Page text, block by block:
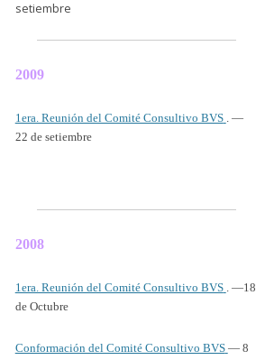
setiembre
2009
1era. Reunión del Comité Consultivo BVS . —
22 de setiembre
2008
1era. Reunión del Comité Consultivo BVS . —18
de Octubre
Conformación del Comité Consultivo BVS — 8